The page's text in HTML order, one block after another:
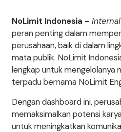
NoLimit Indonesia –
peran penting dalam
perusahaan, baik di dalam
mata publik. NoLimit
lengkap untuk mengelolanya
terpadu bernama NoLimit
Dengan dashboard ini,
memaksimalkan potensi
untuk meningkatkan